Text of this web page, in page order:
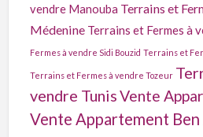
vendre Manouba Terrains et
Médenine Terrains et Fermes à
Fermes à vendre Sidi Bouzid Terrains et
Terrains et Fermes à vendre Tozeur
vendre TunisVente
Vente Appartement